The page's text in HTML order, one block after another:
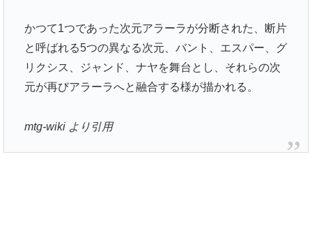
かつて1つであった次元アラーラが分断された、断片
と呼ばれる5つの異なる次元、バント、エスパー、グ
リクシス、ジャンド、ナヤを舞台とし、それらの次
元が再びアラーラへと融合する様が描かれる。
mtg-wiki より引用